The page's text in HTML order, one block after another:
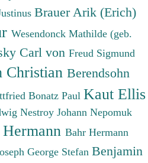
Brauer Arik (Erich)
Wesendonck Mathilde (geb.
Carl von Freud Sigmund
Christian Berendsohn
Bonatz Paul Kaut Ellis
Nestroy Johann Nepomuk
Bahr Hermann
George Stefan Benjamin